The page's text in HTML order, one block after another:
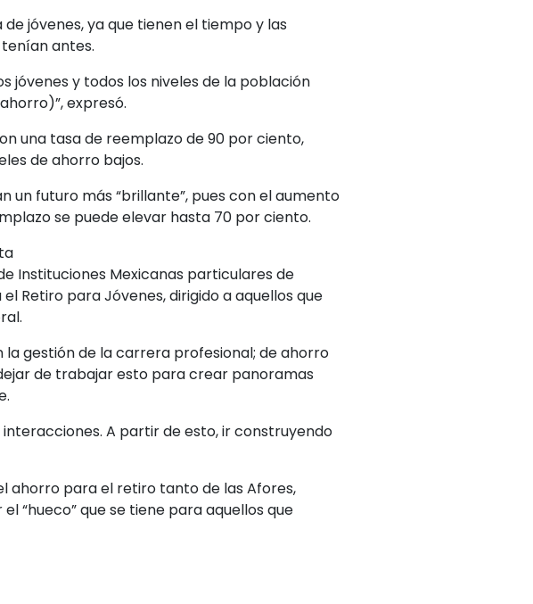
jóvenes, ya que tienen el tiempo y las
antes.
jóvenes y todos los niveles de la población
expresó.
una tasa de reemplazo de 90 por ciento,
de ahorro bajos.
un futuro más “brillante”, pues con el aumento
se puede elevar hasta 70 por ciento.
Instituciones Mexicanas particulares de
Retiro para Jóvenes, dirigido a aquellos que
gestión de la carrera profesional; de ahorro
de trabajar esto para crear panoramas
A partir de esto, ir construyendo
ahorro para el retiro tanto de las Afores,
“hueco” que se tiene para aquellos que